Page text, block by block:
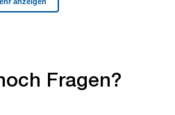
Fragen?